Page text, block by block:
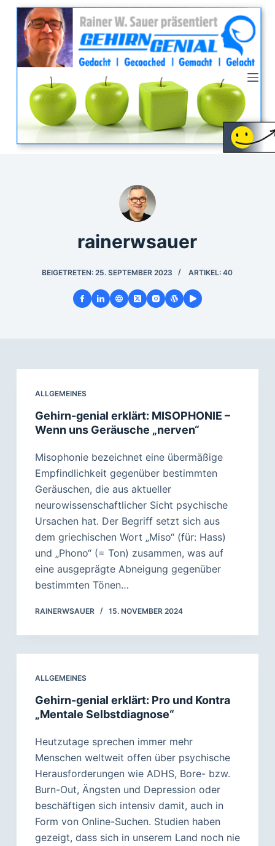
Z
u
n
h
a
rainerwsauer
BEIGETRETEN: 25. SEPTEMBER 2023 ARTIKEL: 40
ALLGEMEINES
Gehirn-genial erklärt: MISOPHONIE –
Wenn uns Geräusche „nerven“
Misophonie bezeichnet eine übermäßige
Empfindlichkeit gegenüber bestimmten
Geräuschen, die aus aktueller
neurowissenschaftlicher Sicht psychische
Ursachen hat. Der Begriff setzt sich aus
dem griechischen Wort „Miso“ (für: Hass)
und „Phono“ (= Ton) zusammen, was auf
eine ausgeprägte Abneigung gegenüber
bestimmten Tönen…
RAINERWSAUER 15. NOVEMBER 2024
ALLGEMEINES
Gehirn-genial erklärt: Pro und Kontra
„Mentale Selbstdiagnose“
Heutzutage sprechen immer mehr
Menschen weltweit offen über psychische
Herausforderungen wie ADHS, Bore- bzw.
Burn-Out, Ängsten und Depression oder
beschäftigen sich intensiv damit, auch in
Form von Online-Suchen. Studien haben
gezeigt, dass sich in unserem Land noch nie